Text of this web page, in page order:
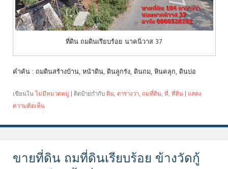
ที่ดิน ถมดินเรียบร้อย นาคนิวาส 37
คำค้น : ถมดินสร้างบ้าน, หน้าดิน, ดินลูกรัง, ดินถม, หินคลุก, ดินบ่อ
เขียนในไม่มีหมวดหมู่ ติดป้ายกำกับ ดิน, ตารางวา, ถมที่ดิน, ที่, ที่ดิน
แสดง
ความคิดเห็น
ขายที่ดิน ถมที่ดินเรียบร้อย ข้างวัดกู้